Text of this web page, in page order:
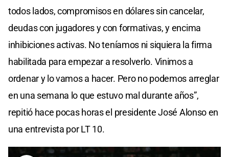
todos lados, compromisos en dólares sin cancelar,
deudas con jugadores y con formativas, y encima
inhibiciones activas. No teníamos ni siquiera la firma
habilitada para empezar a resolverlo. Vinimos a
ordenar y lo vamos a hacer. Pero no podemos arreglar
en una semana lo que estuvo mal durante años”,
repitió hace pocas horas el presidente José Alonso en
una entrevista por LT 10.